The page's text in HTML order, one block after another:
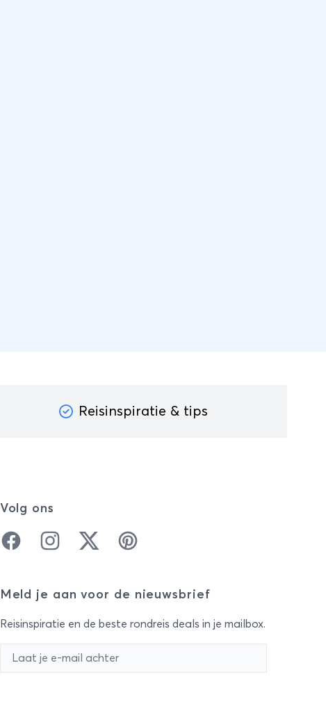
Reisinspiratie & tips
Volg ons
FacebookInstagramTwitter Pinterest
Meld je aan voor de nieuwsbrief
Reisinspiratie en de beste rondreis deals in je mailbox.